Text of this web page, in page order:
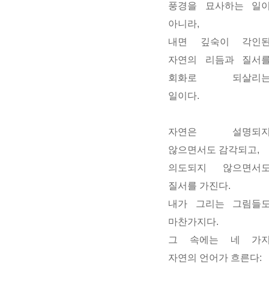
풍경을 묘사하는 일
아니라,
내면 깊숙이 각인
자연의 리듬과 질서
회화로 되살리
일이다.
자연은 설명되
않으면서도 감각되고,
의도되지 않으면서
질서를 가진다.
내가 그리는 그림들
마찬가지다.
그 속에는 네 가
자연의 언어가 흐른다: